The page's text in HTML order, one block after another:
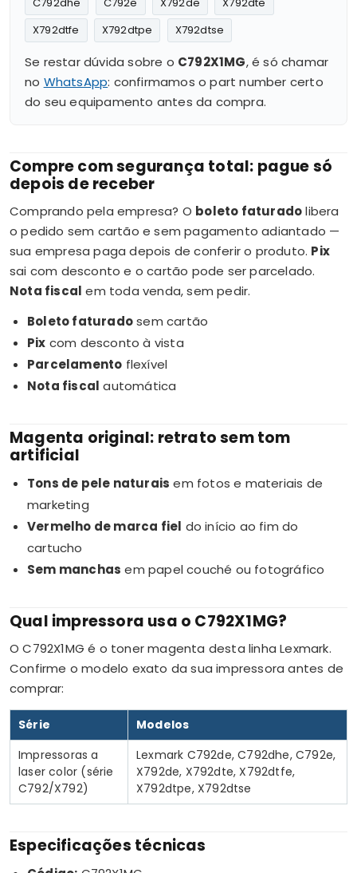
X792dtfe
X792dtpe X792dtse
Se restar dúvida sobre o C792X1MG, é só chamar
no WhatsApp: confirmamos o part number certo
do seu equipamento antes da compra.
Compre com segurança total: pague só
depois de receber
Comprando pela empresa? O boleto faturadolibera
o pedido sem cartão e sem pagamento adiantado —
sua empresa paga depois de conferir o produto. Pix
sai com desconto e o cartão pode ser parcelado.
Nota fiscal em toda venda, sem pedir.
Boleto faturadosem cartão
Pix com desconto à vista
Parcelamento flexível
Nota fiscal automática
Magenta original: retrato sem tom
artificial
Tons de pele naturais em fotos e materiais de
marketing
Vermelho de marca fiel do início ao fim do
cartucho
Sem manchas em papel couché ou fotográfico
Qual impressora usa o C792X1MG?
O C792X1MG é o toner magenta desta linha Lexmark.
Confirme o modelo exato da sua impressora antes de
comprar:
Série
Modelos
Impressoras a
laser color (série
C792/X792)
Lexmark C792de, C792dhe, C792e,
X792de, X792dte, X792dtfe,
X792dtpe, X792dtse
Especificações técnicas